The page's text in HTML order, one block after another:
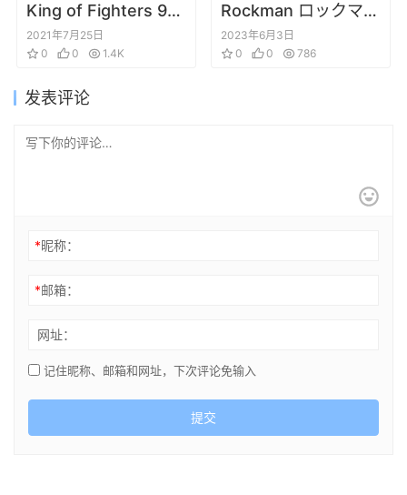
King of Fighters 94-
97 大蛇篇 完全设定原
画集
2021年7月25日
0
0 1.4K
Rockman ロックマン
エグゼ キャラクター
大図鑑
2023年6月3日
0
0 786
发表评论
*昵称：
*邮箱：
网址：
记住昵称、邮箱和网址，下次评论免输入
提交